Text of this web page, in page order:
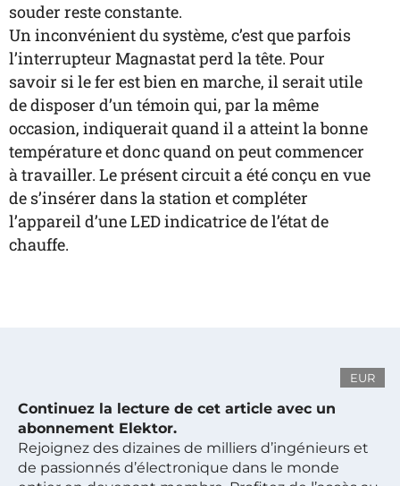
souder reste constante.
Un inconvénient du système, c’est que parfois
l’interrupteur Magnastat perd la tête. Pour
savoir si le fer est bien en marche, il serait utile
de disposer d’un témoin qui, par la même
occasion, indiquerait quand il a atteint la bonne
température et donc quand on peut commencer
à travailler. Le présent circuit a été conçu en vue
de s’insérer dans la station et compléter
l’appareil d’une LED indicatrice de l’état de
chauffe.
EUR
Continuez la lecture de cet article avec un
abonnement Elektor.
Rejoignez des dizaines de milliers d’ingénieurs et
de passionnés d’électronique dans le monde